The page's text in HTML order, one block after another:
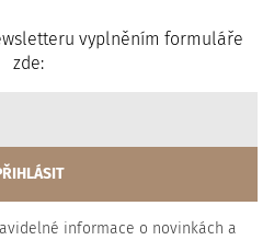
vyplněním formuláře
zde:
informace o novinkách a